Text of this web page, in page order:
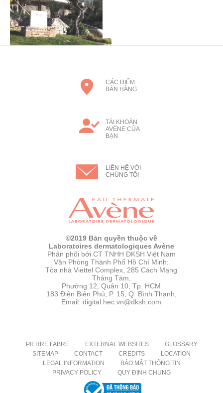
CÁC ĐIỂM
BÁN HÀNG
TÀI KHOẢN
AVÈNE CỦA
BẠN
LIÊN HỆ VỚI
CHÚNG TÔI
©2019 Bản quyền thuộc về
Laboratoires dermatologiques Avène
Phân phối bởi CT TNHH DKSH Việt Nam
Văn Phòng Thành Phố Hồ Chí Minh:
Tòa nhà Viettel Complex, 285 Cách Mạng
Tháng Tám,
Phường 12, Quận 10, Tp. HCM
183 Điện Biên Phủ, P. 15, Q. Bình Thạnh,
Email: digital.hec.vn@dksh.com
PIERRE FABRE EXTERNAL WEBSITES
GLOSSARY
SITEMAP
CONTACT CREDITS
LOCATION
LEGAL INFORMATION
BẢO MẬT THÔNG TIN
PRIVACY POLICY
QUY ĐỊNH CHUNG